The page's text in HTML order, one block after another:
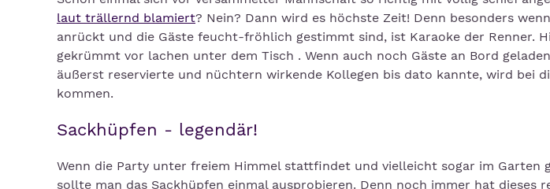
laut trällernd blamiert? Nein? Dann wird es höchste Zeit! Denn besonders
anrückt und die Gäste feucht-fröhlich gestimmt sind, ist Karaoke der Renner.
gekrümmt vor lachen unter dem Tisch . Wenn auch noch Gäste an Bord
äußerst reservierte und nüchtern wirkende Kollegen bis dato kannte, wird bei
kommen.
Sackhüpfen - legendär!
Wenn die Party unter freiem Himmel stattfindet und vielleicht sogar im Garten
sollte man das Sackhüpfen einmal ausprobieren. Denn noch immer hat dieses